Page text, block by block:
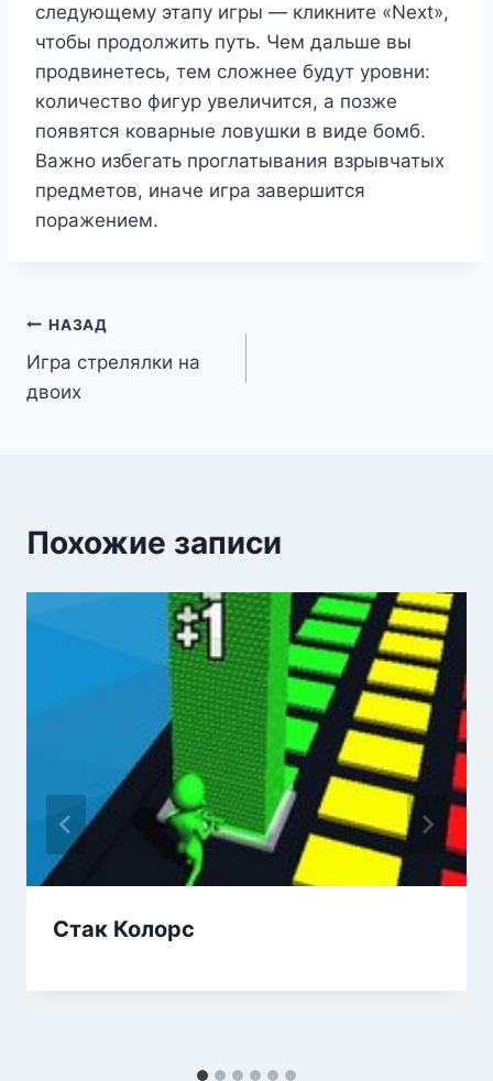
следующему этапу игры — кликните «Next»,
чтобы продолжить путь. Чем дальше вы
продвинетесь, тем сложнее будут уровни:
количество фигур увеличится, а позже
появятся коварные ловушки в виде бомб.
Важно избегать проглатывания взрывчатых
предметов, иначе игра завершится
поражением.
Навигация
по
НАЗАД
Игра стрелялки на
двоих
Похожие записи
Стак Колорс